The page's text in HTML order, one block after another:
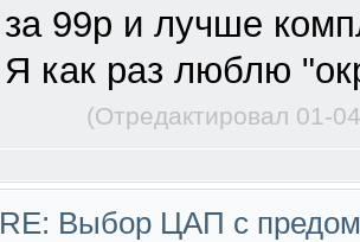
за 99р и лучше
Я как раз люблю
(Отредактировал 01-
RE: Выбор ЦАП с